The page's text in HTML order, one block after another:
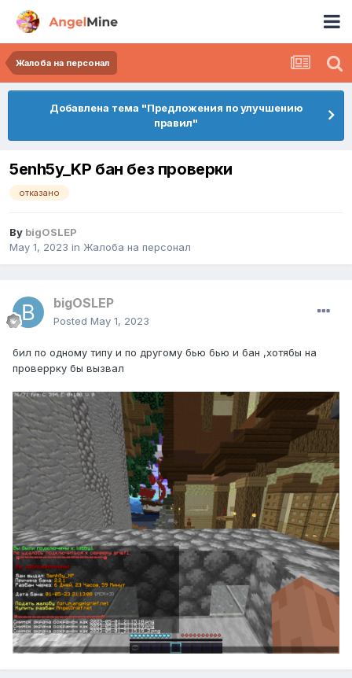
Жалоба на персонал
Добавлена тема "Предложения по улучшению
правил"
5enh5y_KP бан без проверки
отказано
By bigOSLEP
May 1, 2023 in Жалоба на персонал
bigOSLEP
Posted May 1, 2023
бил по одному типу и по другому бью бью и бан ,хотябы на
проверрку бы вызвал